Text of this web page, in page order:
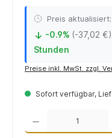
Preis
↓ -0.9% (-37,02 €)
Stunden
Preise inkl. MwSt. zzgl.
Sofort verfügbar,
Produkt Anzahl: Gib den